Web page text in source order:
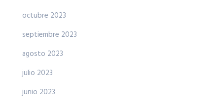
octubre 2023
septiembre 2023
agosto 2023
julio 2023
junio 2023